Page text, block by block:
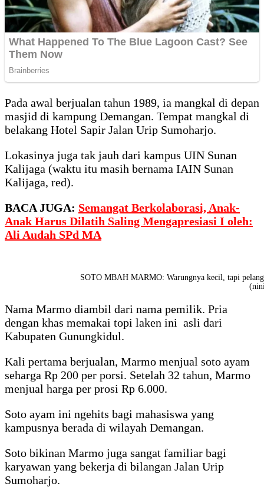
Pada awal berjualan tahun 1989, ia mangkal di depan
masjid di kampung Demangan. Tempat mangkal di
belakang Hotel Sapir Jalan Urip Sumoharjo.
Lokasinya juga tak jauh dari kampus UIN Sunan
Kalijaga (waktu itu masih bernama IAIN Sunan
Kalijaga, red).
BACA JUGA: Semangat Berkolaborasi, Anak-
Anak Harus Dilatih Saling Mengapresiasi I oleh:
Ali Audah SPd MA
SOTO MBAH MARMO: Warungnya kecil, tapi
Nama Marmo diambil dari nama pemilik. Pria
dengan khas memakai topi laken ini asli dari
Kabupaten Gunungkidul.
Kali pertama berjualan, Marmo menjual soto ayam
seharga Rp 200 per porsi. Setelah 32 tahun, Marmo
menjual harga per prosi Rp 6.000.
Soto ayam ini ngehits bagi mahasiswa yang
kampusnya berada di wilayah Demangan.
Soto bikinan Marmo juga sangat familiar bagi
karyawan yang bekerja di bilangan Jalan Urip
Sumoharjo.